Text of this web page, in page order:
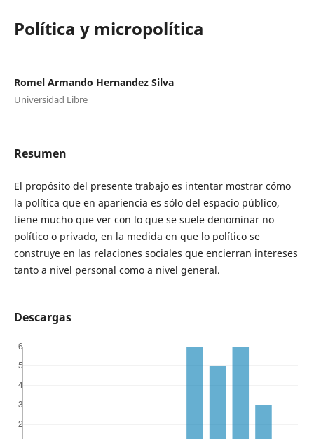
Política y micropolítica
Romel Armando Hernandez Silva
Universidad Libre
Resumen
El propósito del presente trabajo es intentar mostrar cómo
la política que en apariencia es sólo del espacio público,
tiene mucho que ver con lo que se suele denominar no
político o privado, en la medida en que lo político se
construye en las relaciones sociales que encierran intereses
tanto a nivel personal como a nivel general.
Descargas